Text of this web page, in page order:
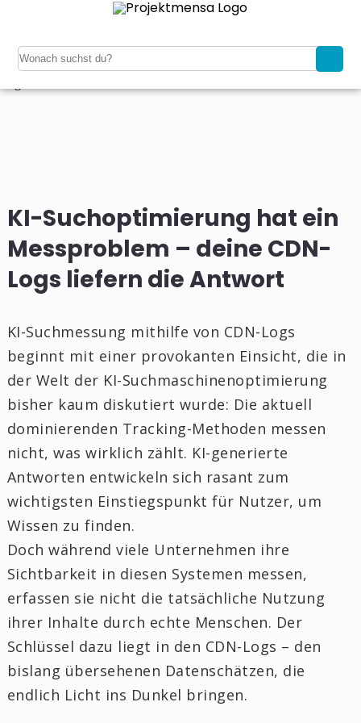
Verkaufen
Magazin
Registrieren
KI-Suchoptimierung hat ein
Messproblem – deine CDN-
Logs liefern die Antwort
KI-Suchmessung mithilfe von CDN-Logs
beginnt mit einer provokanten Einsicht, die in
der Welt der KI-Suchmaschinenoptimierung
bisher kaum diskutiert wurde: Die aktuell
dominierenden Tracking-Methoden messen
nicht, was wirklich zählt. KI-generierte
Antworten entwickeln sich rasant zum
wichtigsten Einstiegspunkt für Nutzer, um
Wissen zu finden.
Doch während viele Unternehmen ihre
Sichtbarkeit in diesen Systemen messen,
erfassen sie nicht die tatsächliche Nutzung
ihrer Inhalte durch echte Menschen. Der
Schlüssel dazu liegt in den CDN-Logs – den
bislang übersehenen Datenschätzen, die
endlich Licht ins Dunkel bringen.